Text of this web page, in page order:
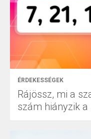
ÉRDEKESSÉGEK
Rájössz, mi a
szám hiányzik